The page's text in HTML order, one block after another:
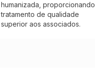
humanizada, proporcionando
tratamento de qualidade
superior aos associados.